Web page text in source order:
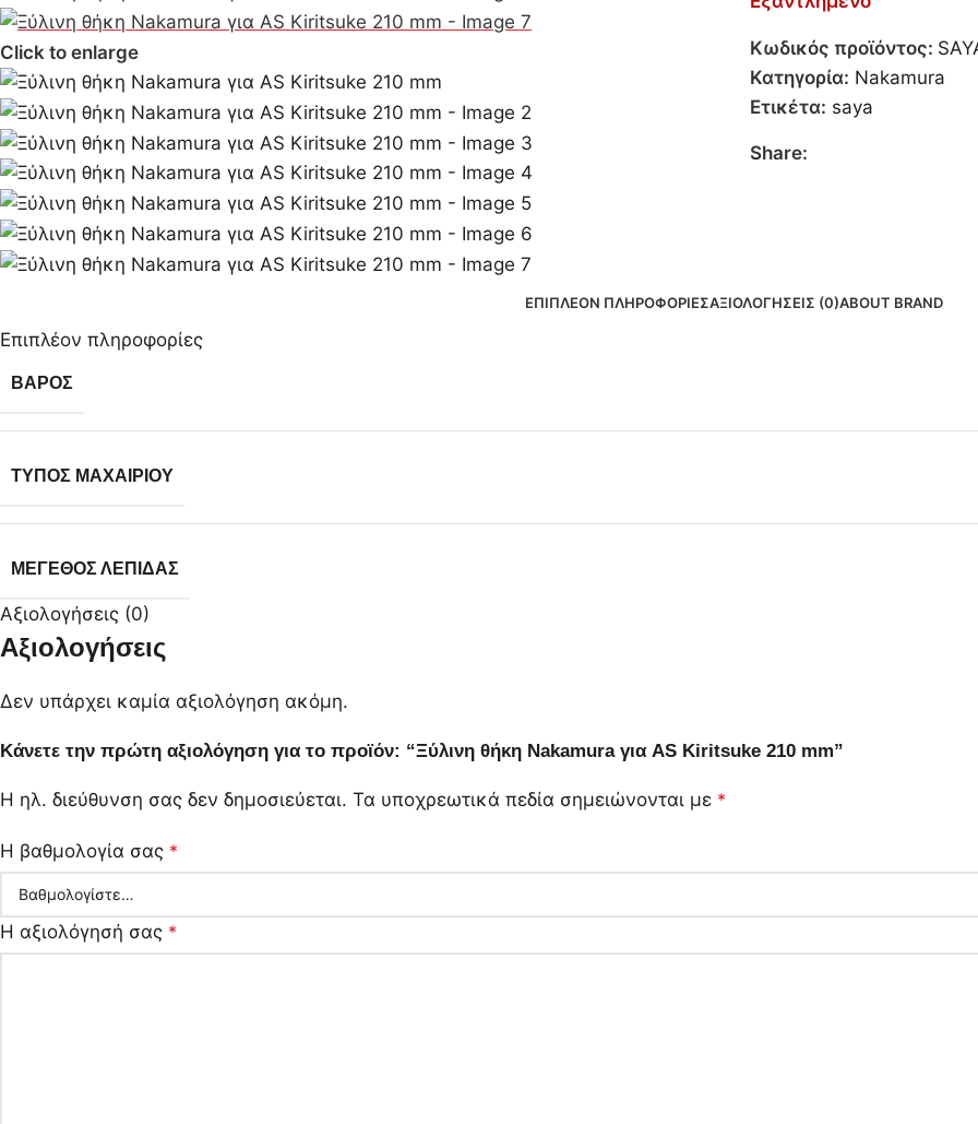
Click to enlarge Κωδικός προϊόντος:
Κατηγορία: Nakamura
Ετικέτα: saya
Share:
ΕΠΙΠΛΈΟΝ ΠΛΗΡΟΦΟΡΊΕΣΑΞΙΟΛΟΓΉΣΕΙΣ (0)ABOUT BRAND
Επιπλέον πληροφορίες
ΒΆΡΟΣ
ΤΎΠΟΣ ΜΑΧΑΙΡΙΟΎ
ΜΈΓΕΘΟΣ ΛΕΠΊΔΑΣ
Αξιολογήσεις (0)
Αξιολογήσεις
Δεν υπάρχει καμία αξιολόγηση ακόμη.
Κάνετε την πρώτη αξιολόγηση για το προϊόν: “Ξύλινη θήκη Nakamura για AS Kiritsuke 210 mm”
Η ηλ. διεύθυνση σας δεν δημοσιεύεται. Τα υποχρεωτικά πεδία σημειώνονται με *
Η βαθμολογία σας *
Η αξιολόγησή σας *